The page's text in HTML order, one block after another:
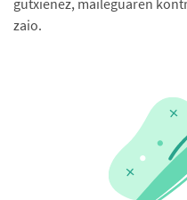
gutxienez, maileguaren
zaio.